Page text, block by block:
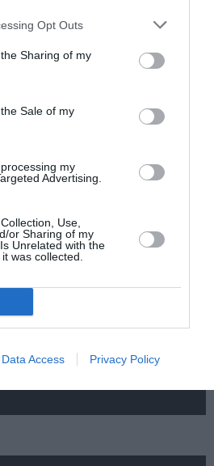
Opt Outs
Sharing of my
Sale of my
my
Advertising.
Use,
or Sharing of my
Unrelated with the
was collected.
Data Access Privacy Policy
Symphonic Fantasy”
Αθηνών
συναυλία με
Τεχνόπολη